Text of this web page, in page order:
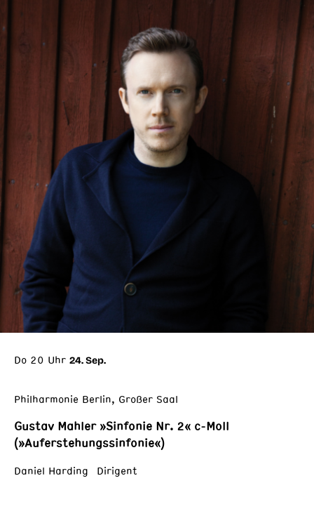
Do 20 Uhr 24. Sep.
Philharmonie Berlin, Großer Saal
Gustav Mahler »Sinfonie Nr. 2« c-Moll
(»Auferstehungssinfonie«)
Daniel Harding Dirigent